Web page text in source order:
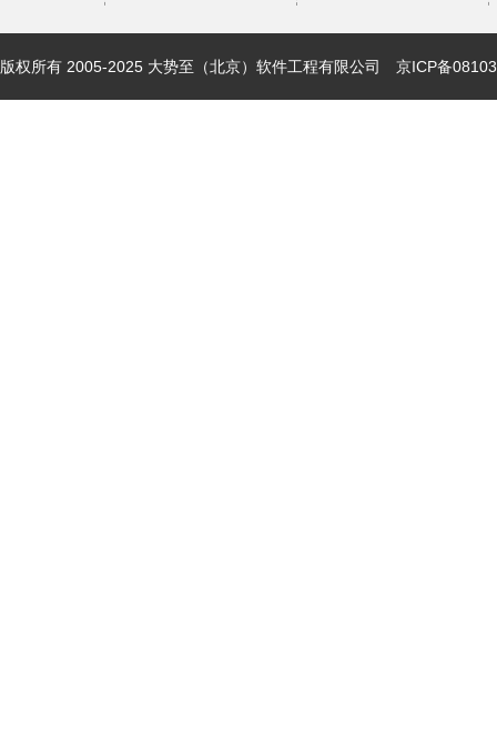
版权所有 2005-2025 大势至（北京）软件工程有限公司 京ICP备